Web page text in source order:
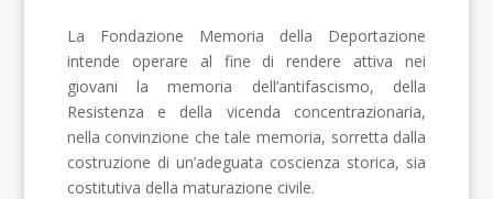
La Fondazione Memoria della Deportazione
intende operare al fine di rendere attiva nei
giovani la memoria dell’antifascismo, della
Resistenza e della vicenda concentrazionaria,
nella convinzione che tale memoria, sorretta dalla
costruzione di un’adeguata coscienza storica, sia
costitutiva della maturazione civile.